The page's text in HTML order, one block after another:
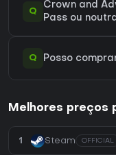
Q
Crown and
Pass ou
Q Posso
Melhores preços
1 Steam OFFICIAL